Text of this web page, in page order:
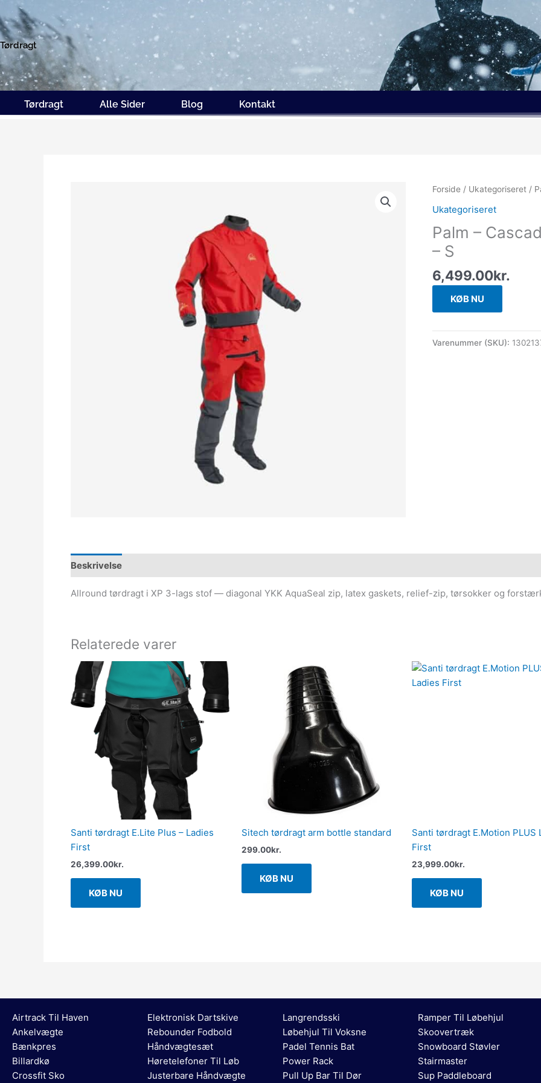
til
indholdet
Tørdragt
Tørdragt Alle Sider Blog Kontakt
Forside / Ukategoriseret /
Ukategoriseret
Palm –
– S
6,499.00kr.
KØB NU
Varenummer (SKU):
Beskrivelse
Allround tørdragt i XP 3-lags stof — diagonal YKK AquaSeal zip, latex gaskets, relief-zip, tørsokker og
Relaterede varer
Santi tørdragt E.Lite Plus – Ladies
First
26,399.00kr.
KØB NU
Sitech tørdragt arm bottle standard
299.00kr.
KØB NU
Santi tørdragt E.Motion PLUS
First
23,999.00kr.
KØB NU
Airtrack Til Haven
Ankelvægte
Bænkpres
Billardkø
Crossfit Sko
Elektronisk Dartskive
Rebounder Fodbold
Håndvægtesæt
Høretelefoner Til Løb
Justerbare Håndvægte
Langrendsski
Løbehjul Til Voksne
Padel Tennis Bat
Power Rack
Pull Up Bar Til Dør
Ramper Til Løbehjul
Skoovertræk
Snowboard Støvler
Stairmaster
Sup Paddleboard